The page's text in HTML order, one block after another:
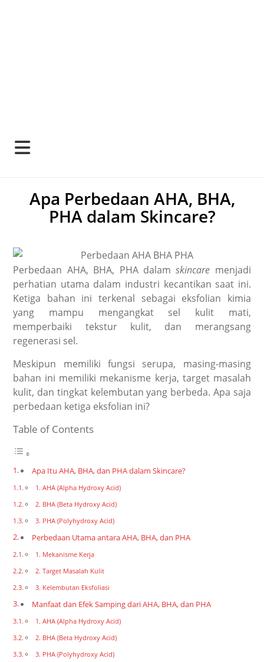
Apa Perbedaan AHA, BHA,
PHA dalam Skincare?
Perbedaan AHA, BHA, PHA dalamskincare menjadi
perhatian utama dalam industri kecantikan saat ini.
Ketiga bahan ini terkenal sebagai eksfolian kimia
yang mampu mengangkat sel kulit mati,
memperbaiki tekstur kulit, dan merangsang
regenerasi sel.
Meskipun memiliki fungsi serupa, masing-masing
bahan ini memiliki mekanisme kerja, target masalah
kulit, dan tingkat kelembutan yang berbeda. Apa saja
perbedaan ketiga eksfolian ini?
Table of Contents
Apa Itu AHA, BHA, dan PHA dalam Skincare?
1. AHA (Alpha Hydroxy Acid)
2. BHA (Beta Hydroxy Acid)
3. PHA (Polyhydroxy Acid)
Perbedaan Utama antara AHA, BHA, dan PHA
1. Mekanisme Kerja
2. Target Masalah Kulit
3. Kelembutan Eksfoliasi
Manfaat dan Efek Samping dari AHA, BHA, dan PHA
1. AHA (Alpha Hydroxy Acid)
2. BHA (Beta Hydroxy Acid)
3. PHA (Polyhydroxy Acid)